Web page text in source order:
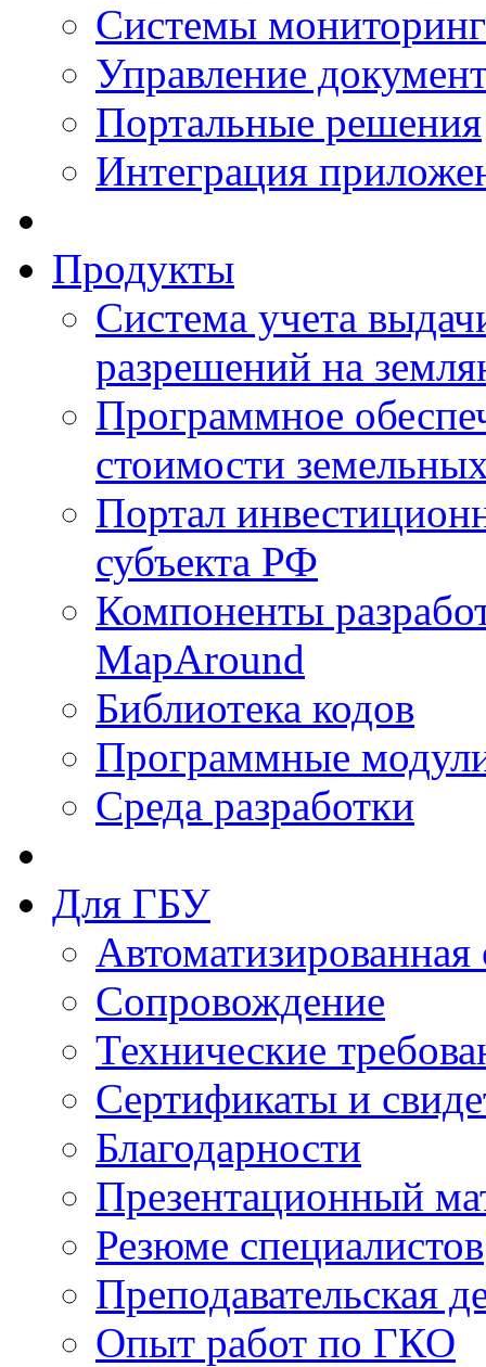
Системы
Управление
Портальные решения
Интеграция
Продукты
Система учета
разрешений на
Программное
стоимости
Портал
субъекта РФ
Компоненты
MapAround
Библиотека кодов
Программные
Среда разработки
Для ГБУ
Сопровождение
Технические
Сертификаты и
Благодарности
Презентационный
Резюме специалистов
Преподавательская
Опыт работ по ГКО